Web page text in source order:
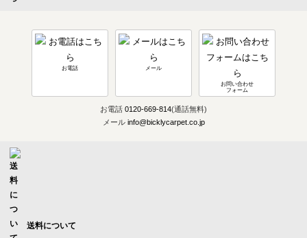
お電話 メール
お問い合わせ
フォーム
お電話 0120-669-814(通話無料)
メール info@bicklycarpet.co.jp
送料について